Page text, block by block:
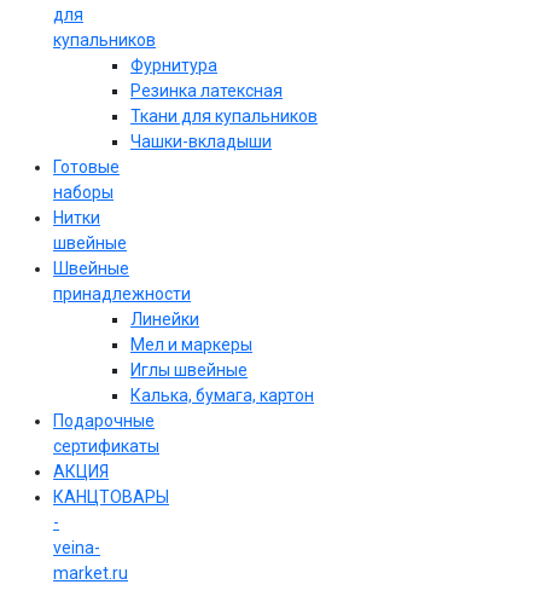
для
купальников
Фурнитура
Резинка латексная
Ткани для купальников
Чашки-вкладыши
Готовые
наборы
Нитки
швейные
Швейные
принадлежности
Линейки
Мел и маркеры
Иглы швейные
Калька, бумага, картон
Подарочные
сертификаты
АКЦИЯ
КАНЦТОВАРЫ
-
veina-
market.ru